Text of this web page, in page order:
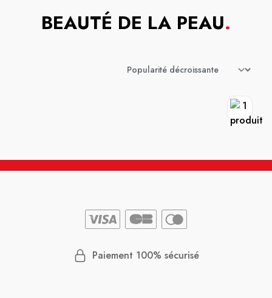
BEAUTÉ DE LA PEAU.
Paiement 100% sécurisé